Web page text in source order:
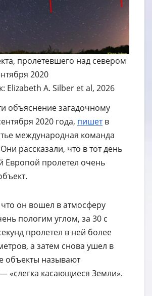
пролетевшего над севером
2020
Elizabeth A. Silber et al, 2026
объяснение загадочному
2020 года, пишетв
международная команда
рассказали, что в тот день
Европой пролетел очень
он вошел в атмосферу
пологим углом, за 30 с
пролетел в ней более
а затем снова ушел в
объекты называют
«слегка касающиеся Земли».